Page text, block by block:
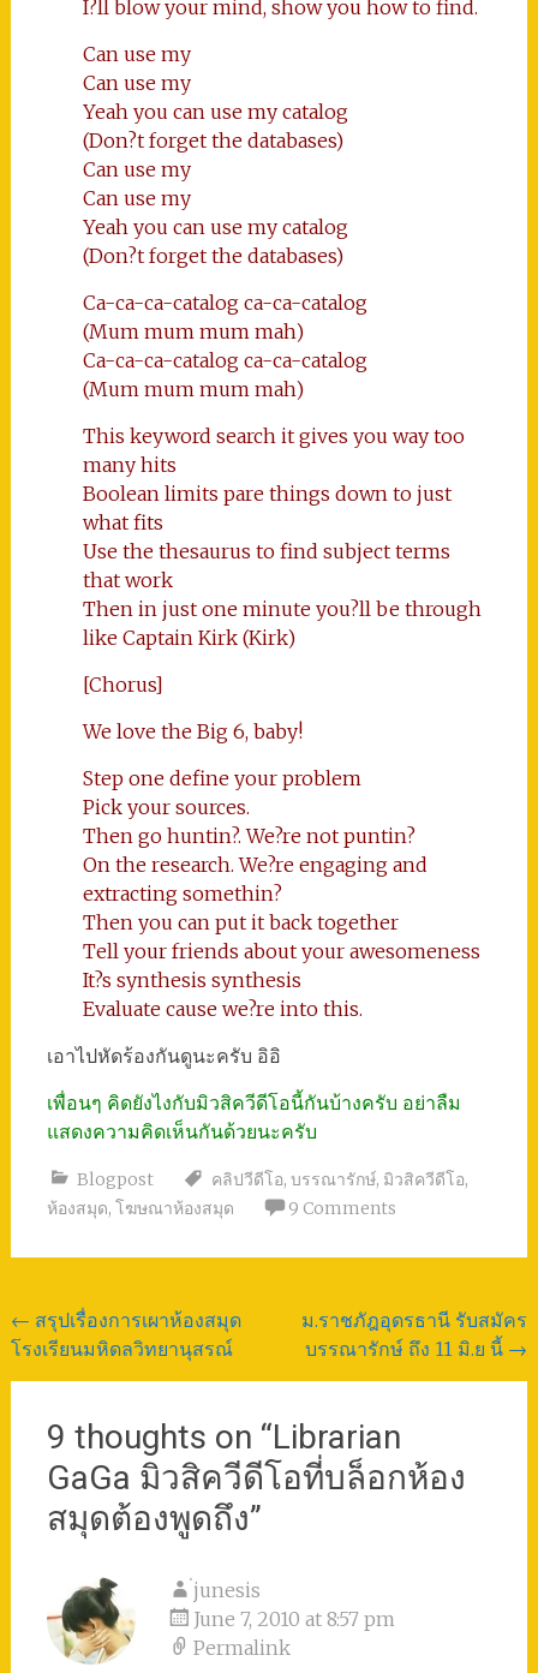
I?ll blow your mind, show you how to find.
Can use my
Can use my
Yeah you can use my catalog
(Don?t forget the databases)
Can use my
Can use my
Yeah you can use my catalog
(Don?t forget the databases)
Ca-ca-ca-catalog ca-ca-catalog
(Mum mum mum mah)
Ca-ca-ca-catalog ca-ca-catalog
(Mum mum mum mah)
This keyword search it gives you way too
many hits
Boolean limits pare things down to just
what fits
Use the thesaurus to find subject terms
that work
Then in just one minute you?ll be through
like Captain Kirk (Kirk)
[Chorus]
We love the Big 6, baby!
Step one define your problem
Pick your sources.
Then go huntin?. We?re not puntin?
On the research. We?re engaging and
extracting somethin?
Then you can put it back together
Tell your friends about your awesomeness
It?s synthesis synthesis
Evaluate cause we?re into this.
เอาไปหัดร้องกันดูนะครับ อิอิ
เพื่อนๆ คิดยังไงกับมิวสิควีดีโอนี้กันบ้างครับ อย่าลืม
แสดงความคิดเห็นกันด้วยนะครับ
Blogpost คลิปวีดีโอ, บรรณารักษ์, มิวสิควีดีโอ,
ห้องสมุด, โฆษณาห้องสมุด 9 Comments
Post
navigation
← สรุปเรื่องการเผาห้องสมุด
โรงเรียนมหิดลวิทยานุสรณ์
ม.ราชภัฎอุดรธานี รับสมัคร
บรรณารักษ์ ถึง 11 มิ.ย นี้ →
9 thoughts on “Librarian
GaGa มิวสิควีดีโอที่บล็อกห้อง
สมุดต้องพูดถึง”
่junesis
June 7, 2010 at 8:57 pm
Permalink